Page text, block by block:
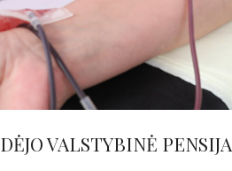
VALSTYBINĖ PENSIJA